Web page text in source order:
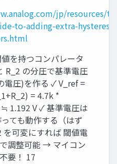
jp/resources/
to-adding-extra-
を持つコンパレータ
R_2 の分圧で基準電圧
電圧)を作る ✓ V_ref =
= 4.7k *
1.192 V ✓ 基準電圧は
ても動作する（はず
可変にすれば 閾値電
調整可能 → マイコン
要！ 17